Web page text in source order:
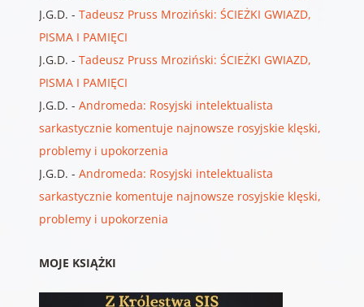
J.G.D. - Tadeusz Pruss Mroziński: ŚCIEŻKI GWIAZD,
PISMA I PAMIĘCI
J.G.D. - Tadeusz Pruss Mroziński: ŚCIEŻKI GWIAZD,
PISMA I PAMIĘCI
J.G.D. - Andromeda: Rosyjski intelektualista
sarkastycznie komentuje najnowsze rosyjskie klęski,
problemy i upokorzenia
J.G.D. - Andromeda: Rosyjski intelektualista
sarkastycznie komentuje najnowsze rosyjskie klęski,
problemy i upokorzenia
MOJE KSIĄŻKI